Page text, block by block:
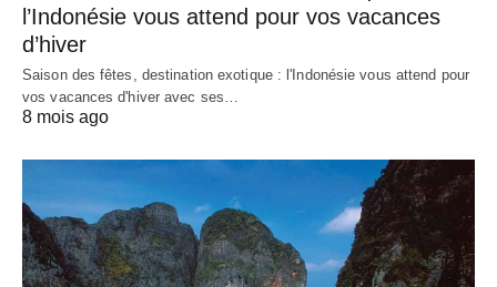
l’Indonésie vous attend pour vos vacances
d’hiver
Saison des fêtes, destination exotique : l'Indonésie vous attend pour
vos vacances d'hiver avec ses…
8 mois ago